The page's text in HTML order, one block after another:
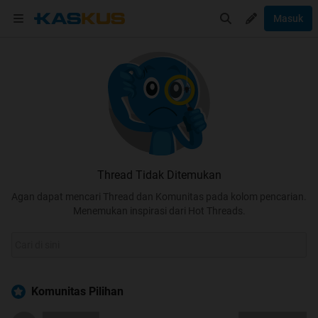
Masuk
Thread Tidak Ditemukan
Agan dapat mencari Thread dan Komunitas pada kolom pencarian.
Menemukan inspirasi dari Hot Threads.
Komunitas Pilihan